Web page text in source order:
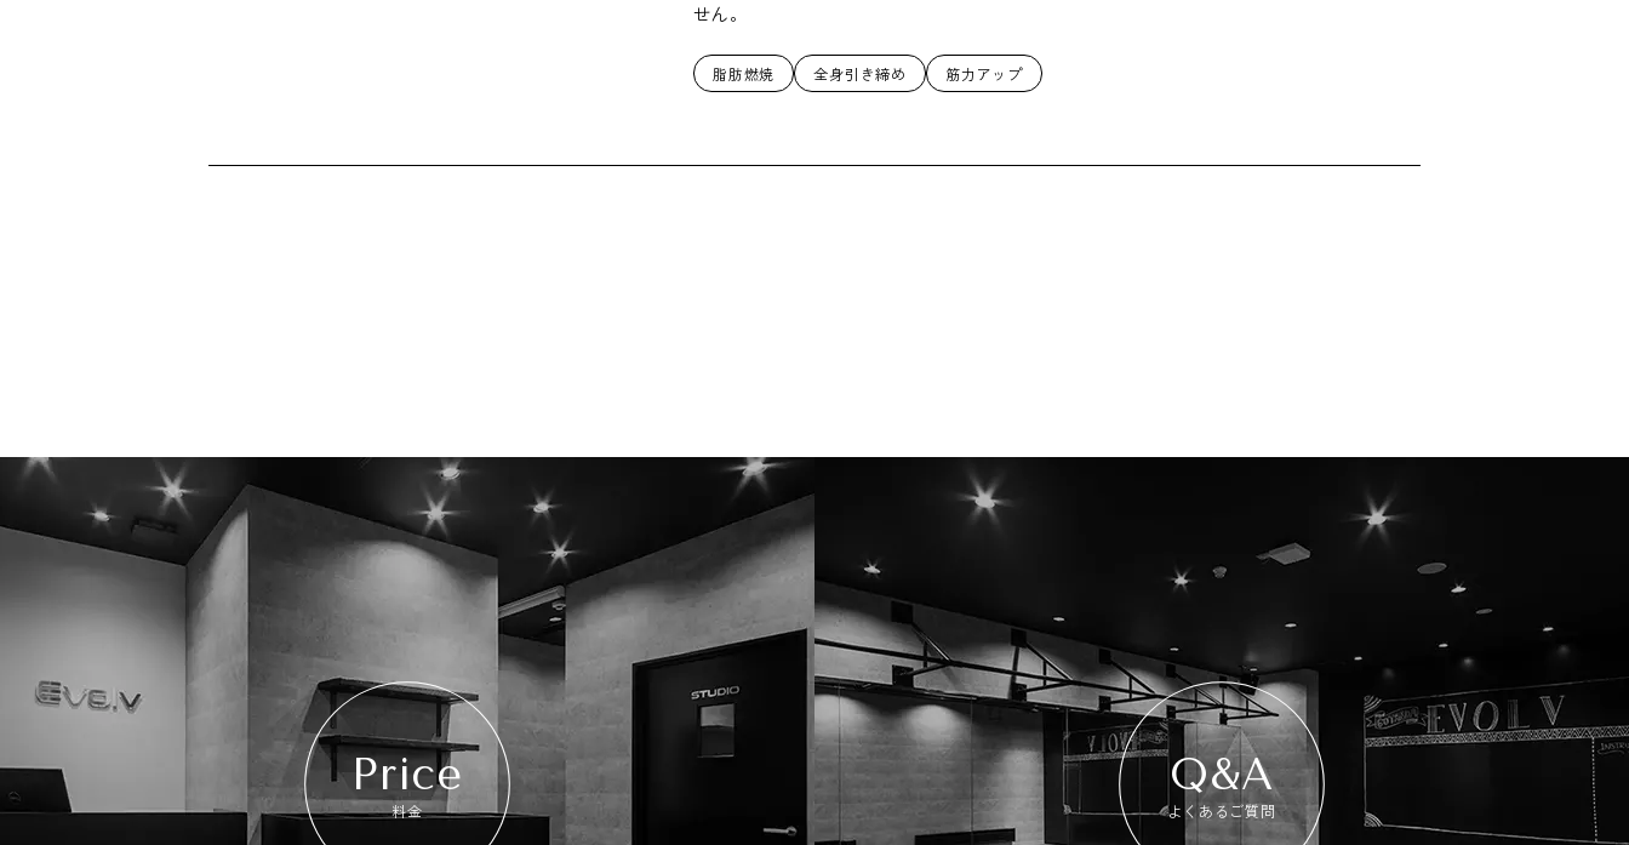
せん。
脂肪燃焼 全身引き締め 筋力アップ
Price
料金
Q&A
よくあるご質問